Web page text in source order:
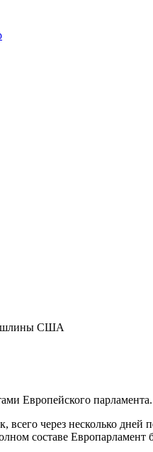
США
Европейского
через несколько
составе Европарламент